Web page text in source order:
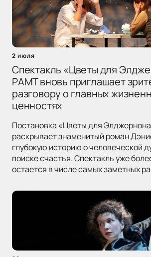
2 июля
Спектакль «Цветы для
РАМТ вновь приглашает
разговору о главных
ценностях
Постановка «Цветы для
раскрывает знаменитый роман
глубокую историю о человеческой
поиске счастья. Спектакль уже
остается в числе самых заметных